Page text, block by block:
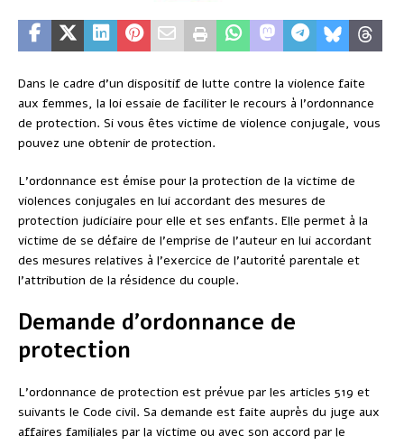
Dans le cadre d’un dispositif de lutte contre la violence faite
aux femmes, la loi essaie de faciliter le recours à l’ordonnance
de protection. Si vous êtes victime de violence conjugale, vous
pouvez une obtenir de protection.
L’ordonnance est émise pour la protection de la victime de
violences conjugales en lui accordant des mesures de
protection judiciaire pour elle et ses enfants. Elle permet à la
victime de se défaire de l’emprise de l’auteur en lui accordant
des mesures relatives à l’exercice de l’autorité parentale et
l’attribution de la résidence du couple.
Demande d’ordonnance de
protection
L’ordonnance de protection est prévue par les articles 519 et
suivants le Code civil. Sa demande est faite auprès du juge aux
affaires familiales par la victime ou avec son accord par le